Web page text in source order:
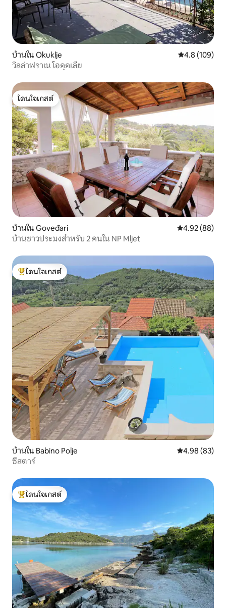
บ้านใน Okuklje คะแนนเฉลี่ย
4.8 (109)
วิลล่าฟราเน โอคุคเลีย
โดนใจเกสต์
โดนใจเกสต์
บ้านใน Goveđari คะแนนเฉลี่ย
4.92 (88)
บ้านชาวประมงสำหรับ 2 คนใน NP Mljet
โดนใจเกสต์ที่สุด
โดนใจเกสต์
บ้านใน Babino Polje คะแนนเฉลี่ย
4.98 (83)
ซีสตาร์
โดนใจเกสต์ที่สุด
โดนใจเกสต์